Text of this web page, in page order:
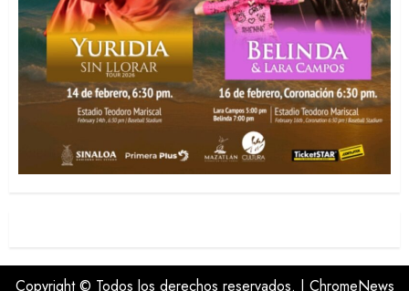
Copyright © Todos los derechos reservados. | ChromeNews